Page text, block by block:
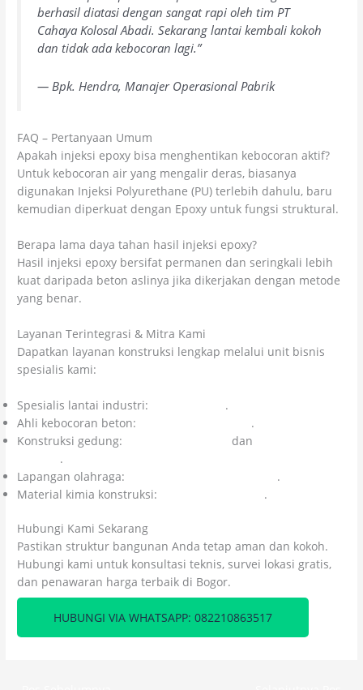
berhasil diatasi dengan sangat rapi oleh tim PT
Cahaya Kolosal Abadi. Sekarang lantai kembali kokoh
dan tidak ada kebocoran lagi.”
— Bpk. Hendra, Manajer Operasional Pabrik
FAQ – Pertanyaan Umum
Apakah injeksi epoxy bisa menghentikan kebocoran aktif?
Untuk kebocoran air yang mengalir deras, biasanya
digunakan Injeksi Polyurethane (PU) terlebih dahulu, baru
kemudian diperkuat dengan Epoxy untuk fungsi struktural.
Berapa lama daya tahan hasil injeksi epoxy?
Hasil injeksi epoxy bersifat permanen dan seringkali lebih
kuat daripada beton aslinya jika dikerjakan dengan metode
yang benar.
Layanan Terintegrasi & Mitra Kami
Dapatkan layanan konstruksi lengkap melalui unit bisnis
spesialis kami:
Spesialis lantai industri:
.
Ahli kebocoran beton:
.
Konstruksi gedung:
dan
.
Lapangan olahraga:
.
Material kimia konstruksi:
.
Hubungi Kami Sekarang
Pastikan struktur bangunan Anda tetap aman dan kokoh.
Hubungi kami untuk konsultasi teknis, survei lokasi gratis,
dan penawaran harga terbaik di Bogor.
HUBUNGI VIA WHATSAPP: 082210863517